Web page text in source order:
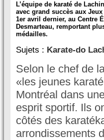
L’équipe de karaté de
avec grand succès aux
1er avril dernier, au Centre
Desmarteau, remportant
médailles.
Sujets : Karate-do
Selon le chef de
«les jeunes
Montréal dans
esprit sportif. Ils
côtés des
arrondissements